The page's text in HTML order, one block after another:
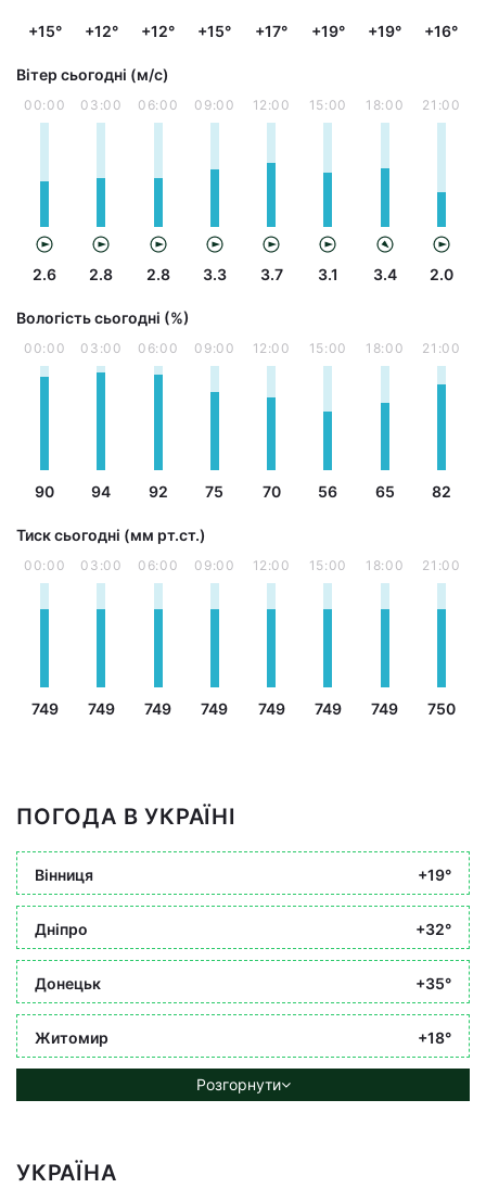
+15° +12° +12° +15° +17° +19° +19° +16°
Вітер сьогодні (м/с)
00:00
2.6
03:00
2.8
06:00
2.8
09:00
3.3
12:00
3.7
15:00
3.1
18:00
3.4
21:00
2.0
Вологість сьогодні (%)
00:00
90
03:00
94
06:00
92
09:00
75
12:00
70
15:00
56
18:00
65
21:00
82
Тиск сьогодні (мм рт.ст.)
00:00
749
03:00
749
06:00
749
09:00
749
12:00
749
15:00
749
18:00
749
21:00
750
ПОГОДА В УКРАЇНІ
Вінниця +19°
Дніпро +32°
Донецьк +35°
Житомир +18°
Розгорнути
УКРАЇНА